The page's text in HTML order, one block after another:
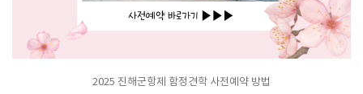
2025 진해군항제 함정견학 사전예약 방법